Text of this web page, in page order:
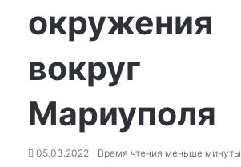
окружения
вокруг
Мариуполя
05.03.2022 Время чтения меньше минуты